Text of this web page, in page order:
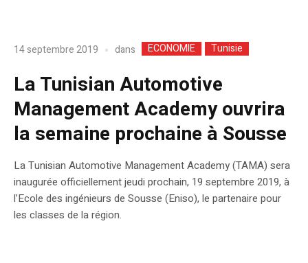
14 septembre 2019 dans ECONOMIE Tunisie
La Tunisian Automotive
Management Academy ouvrira
la semaine prochaine à Sousse
La Tunisian Automotive Management Academy (TAMA) sera
inaugurée officiellement jeudi prochain, 19 septembre 2019, à
l’Ecole des ingénieurs de Sousse (Eniso), le partenaire pour
les classes de la région.